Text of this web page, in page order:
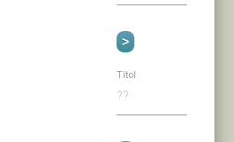
Títol